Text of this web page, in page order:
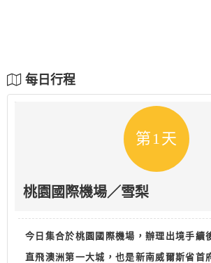
每日行程
第1天
桃園國際機場／雪梨
今日集合於桃園國際機場，辦理出境手續
直飛澳洲第一大城， 也是新南威爾斯省首